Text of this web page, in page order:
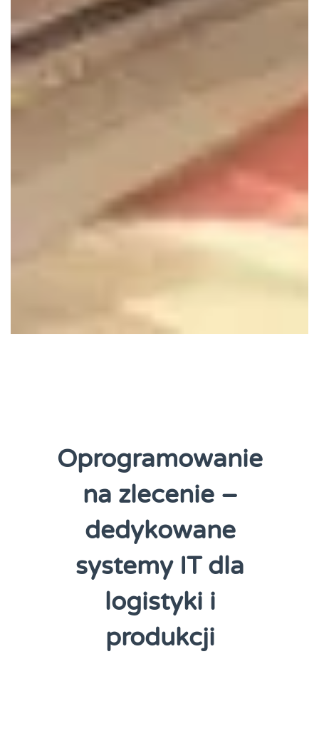
Oprogramowanie
na zlecenie –
dedykowane
systemy IT dla
logistyki i
produkcji